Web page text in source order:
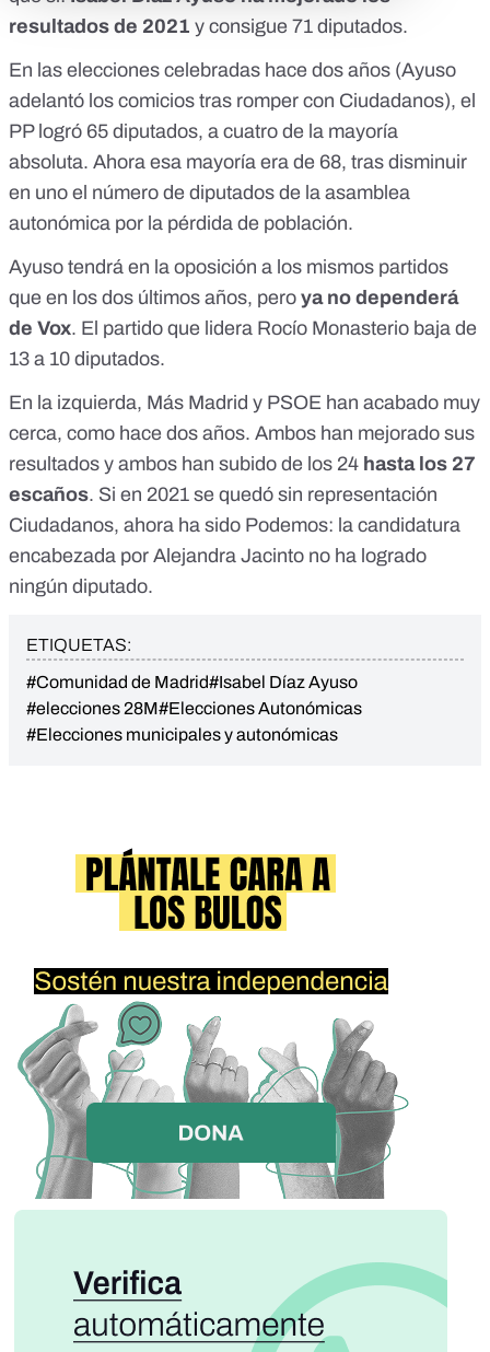
resultados de 2021 y consigue 71 diputados.
En las elecciones celebradas hace dos años (Ayuso
adelantó los comicios tras romper con Ciudadanos), el
PP logró 65 diputados, a cuatro de la mayoría
absoluta. Ahora esa mayoría era de 68, tras disminuir
en uno el número de diputados de la asamblea
autonómica por la pérdida de población.
Ayuso tendrá en la oposición a los mismos partidos
que en los dos últimos años, pero ya no dependerá
de Vox. El partido que lidera Rocío Monasterio baja de
13 a 10 diputados.
En la izquierda, Más Madrid y PSOE han acabado muy
cerca, como hace dos años. Ambos han mejorado sus
resultados y ambos han subido de los 24 hasta los 27
escaños. Si en 2021 se quedó sin representación
Ciudadanos, ahora ha sido Podemos: la candidatura
encabezada por Alejandra Jacinto no ha logrado
ningún diputado.
ETIQUETAS:
#Comunidad de Madrid#Isabel Díaz Ayuso
#elecciones 28M#Elecciones Autonómicas
#Elecciones municipales y autonómicas